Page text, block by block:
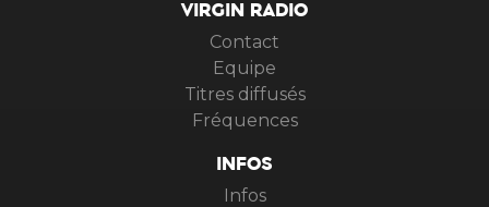
VIRGIN RADIO
Contact
Equipe
Titres diffusés
Fréquences
INFOS
Infos